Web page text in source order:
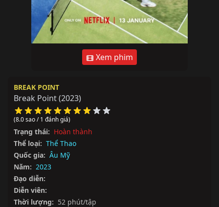
Xem phim
BREAK POINT
Break Point(2023)
(8.0 sao / 1 đánh giá)
Trạng thái: Hoàn thành
Thể loại: Thể Thao
Quốc gia: Âu Mỹ
Năm: 2023
Đạo diễn:
Diễn viên:
Thời lượng: 52 phút/tập